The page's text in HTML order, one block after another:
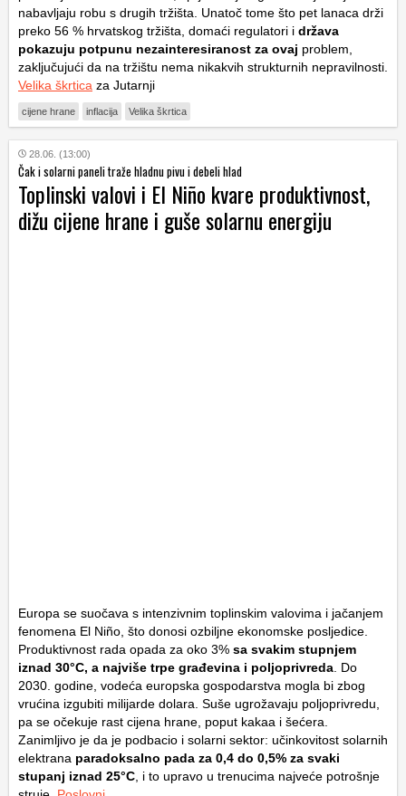
nabavljaju robu s drugih tržišta. Unatoč tome što pet lanaca drži
preko 56 % hrvatskog tržišta, domaći regulatori i država
pokazuju potpunu nezainteresiranost za ovaj problem,
zaključujući da na tržištu nema nikakvih strukturnih nepravilnosti.
Velika škrtica za Jutarnji
cijene hrane inflacija Velika škrtica
28.06. (13:00)
Čak i solarni paneli traže hladnu pivu i debeli hlad
Toplinski valovi i El Niño kvare produktivnost,
dižu cijene hrane i guše solarnu energiju
Europa se suočava s intenzivnim toplinskim valovima i jačanjem
fenomena El Niño, što donosi ozbiljne ekonomske posljedice.
Produktivnost rada opada za oko 3% sa svakim stupnjem
iznad 30°C, a najviše trpe građevina i poljoprivreda. Do
2030. godine, vodeća europska gospodarstva mogla bi zbog
vrućina izgubiti milijarde dolara. Suše ugrožavaju poljoprivredu,
pa se očekuje rast cijena hrane, poput kakaa i šećera.
Zanimljivo je da je podbacio i solarni sektor: učinkovitost solarnih
elektrana paradoksalno pada za 0,4 do 0,5% za svaki
stupanj iznad 25°C, i to upravo u trenucima najveće potrošnje